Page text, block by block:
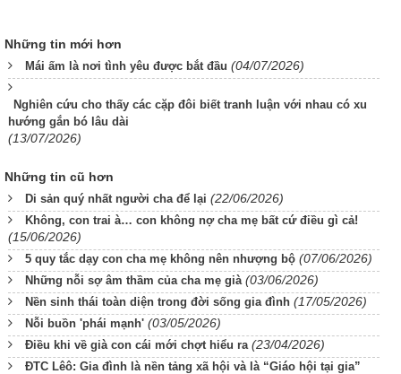
Những tin mới hơn
Mái ấm là nơi tình yêu được bắt đầu (04/07/2026)
Nghiên cứu cho thấy các cặp đôi biết tranh luận với nhau có xu
hướng gắn bó lâu dài
(13/07/2026)
Những tin cũ hơn
Di sản quý nhất người cha để lại (22/06/2026)
Không, con trai à… con không nợ cha mẹ bất cứ điều gì cả!
(15/06/2026)
5 quy tắc dạy con cha mẹ không nên nhượng bộ (07/06/2026)
Những nỗi sợ âm thầm của cha mẹ già (03/06/2026)
Nền sinh thái toàn diện trong đời sống gia đình (17/05/2026)
Nỗi buồn 'phái mạnh' (03/05/2026)
Điều khi về già con cái mới chợt hiểu ra (23/04/2026)
ĐTC Lêô: Gia đình là nền tảng xã hội và là “Giáo hội tại gia”